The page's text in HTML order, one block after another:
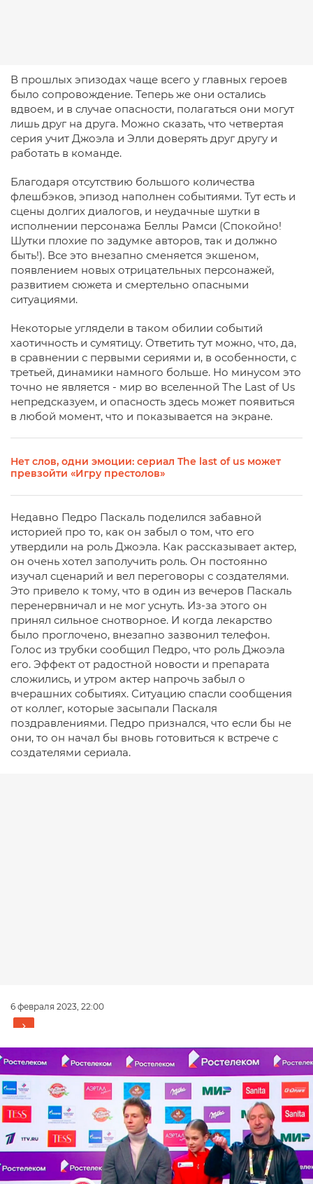
В прошлых эпизодах чаще всего у главных героев
было сопровождение. Теперь же они остались
вдвоем, и в случае опасности, полагаться они могут
лишь друг на друга. Можно сказать, что четвертая
серия учит Джоэла и Элли доверять друг другу и
работать в команде.
Благодаря отсутствию большого количества
флешбэков, эпизод наполнен событиями. Тут есть и
сцены долгих диалогов, и неудачные шутки в
исполнении персонажа Беллы Рамси (Спокойно!
Шутки плохие по задумке авторов, так и должно
быть!). Все это внезапно сменяется экшеном,
появлением новых отрицательных персонажей,
развитием сюжета и смертельно опасными
ситуациями.
Некоторые углядели в таком обилии событий
хаотичность и сумятицу. Ответить тут можно, что, да,
в сравнении с первыми сериями и, в особенности, с
третьей, динамики намного больше. Но минусом это
точно не является - мир во вселенной The Last of Us
непредсказуем, и опасность здесь может появиться
в любой момент, что и показывается на экране.
Нет слов, одни эмоции: сериал The last of us может
превзойти «Игру престолов»
Недавно Педро Паскаль поделился забавной
историей про то, как он забыл о том, что его
утвердили на роль Джоэла. Как рассказывает актер,
он очень хотел заполучить роль. Он постоянно
изучал сценарий и вел переговоры с создателями.
Это привело к тому, что в один из вечеров Паскаль
перенервничал и не мог уснуть. Из-за этого он
принял сильное снотворное. И когда лекарство
было проглочено, внезапно зазвонил телефон.
Голос из трубки сообщил Педро, что роль Джоэла
его. Эффект от радостной новости и препарата
сложились, и утром актер напрочь забыл о
вчерашних событиях. Ситуацию спасли сообщения
от коллег, которые засыпали Паскаля
поздравлениями. Педро признался, что если бы не
они, то он начал бы вновь готовиться к встрече с
создателями сериала.
6 февраля 2023, 22:00